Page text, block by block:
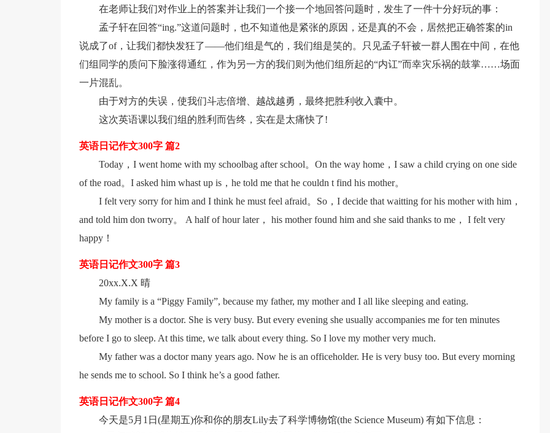
在老师让我们对作业上的答案并让我们一个接一个地回答问题时，发生了一件十分好玩的事：
孟子轩在回答“ing.”这道问题时，也不知道他是紧张的原因，还是真的不会，居然把正确答案的in
说成了of，让我们都快发狂了——他们组是气的，我们组是笑的。只见孟子轩被一群人围在中间，在他
们组同学的质问下脸涨得通红，作为另一方的我们则为他们组所起的“内讧”而幸灾乐祸的鼓掌……场面
一片混乱。
由于对方的失误，使我们斗志倍增、越战越勇，最终把胜利收入囊中。
这次英语课以我们组的胜利而告终，实在是太痛快了!
英语日记作文300字 篇2
Today，I went home with my schoolbag after school。On the way home，I saw a child crying on one side
of the road。I asked him whast up is，he told me that he couldn t find his mother。
I felt very sorry for him and I think he must feel afraid。So，I decide that waitting for his mother with him，
and told him don tworry。 A half of hour later， his mother found him and she said thanks to me， I felt very
happy！
英语日记作文300字 篇3
20xx.X.X 晴
My family is a “Piggy Family”, because my father, my mother and I all like sleeping and eating.
My mother is a doctor. She is very busy. But every evening she usually accompanies me for ten minutes
before I go to sleep. At this time, we talk about every thing. So I love my mother very much.
My father was a doctor many years ago. Now he is an officeholder. He is very busy too. But every morning
he sends me to school. So I think he’s a good father.
英语日记作文300字 篇4
今天是5月1日(星期五)你和你的朋友Lily去了科学博物馆(the Science Museum) 有如下信息：